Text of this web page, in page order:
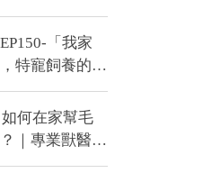
醫—林筱瑞
「我家
特寵飼養的最
師駕到！｜專
如何在家幫毛
｜專業獸醫師